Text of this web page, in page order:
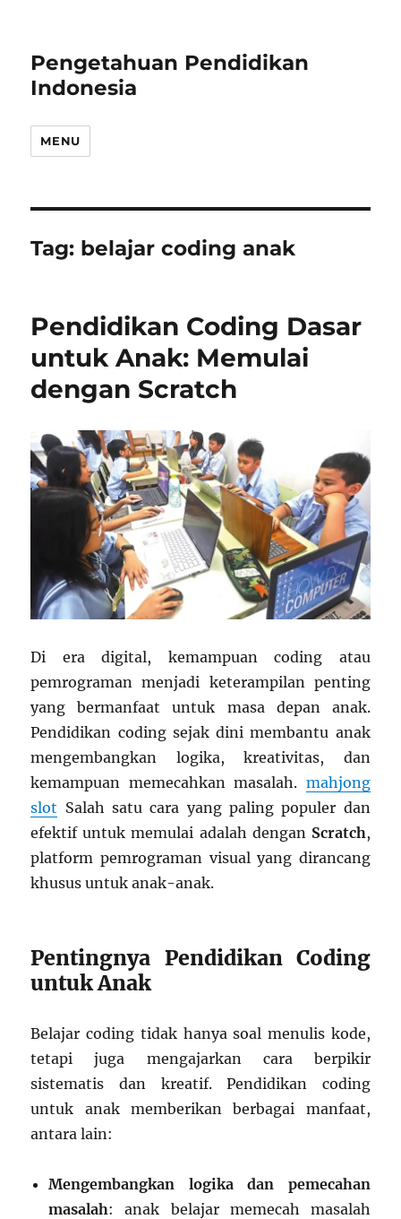
Pengetahuan Pendidikan
Indonesia
MENU
Tag: belajar coding anak
Pendidikan Coding Dasar
untuk Anak: Memulai
dengan Scratch
Di era digital, kemampuan coding atau
pemrograman menjadi keterampilan penting
yang bermanfaat untuk masa depan anak.
Pendidikan coding sejak dini membantu anak
mengembangkan logika, kreativitas, dan
kemampuan memecahkan masalah. mahjong
slot Salah satu cara yang paling populer dan
efektif untuk memulai adalah dengan Scratch,
platform pemrograman visual yang dirancang
khusus untuk anak-anak.
Pentingnya Pendidikan Coding
untuk Anak
Belajar coding tidak hanya soal menulis kode,
tetapi juga mengajarkan cara berpikir
sistematis dan kreatif. Pendidikan coding
untuk anak memberikan berbagai manfaat,
antara lain:
Mengembangkan logika dan pemecahan
masalah: anak belajar memecah masalah